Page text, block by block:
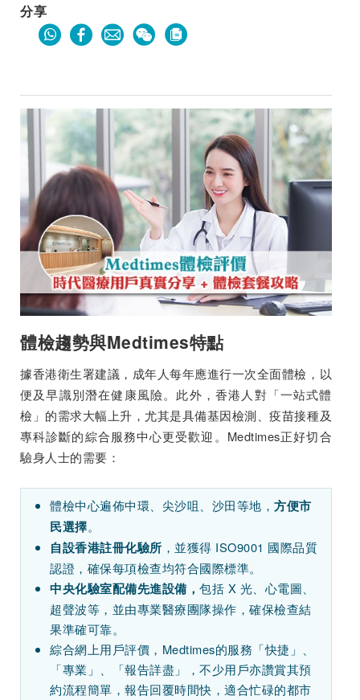
分享
體檢趨勢與Medtimes特點
據香港衛生署建議，成年人每年應進行一次全面體檢，以
便及早識別潛在健康風險。此外，香港人對「一站式體
檢」的需求大幅上升，尤其是具備基因檢測、疫苗接種及
專科診斷的綜合服務中心更受歡迎。Medtimes正好切合
驗身人士的需要：
體檢中心遍佈中環、尖沙咀、沙田等地， 方便市
民選擇。
自設香港註冊化驗所 ，並獲得 ISO9001 國際品質
認證，確保每項檢查均符合國際標準。
中央化驗室配備先進設備， 包括 X 光、心電圖、
超聲波等，並由專業醫療團隊操作，確保檢查結
果準確可靠。
綜合網上用戶評價，Medtimes的服務「快捷」、
「專業」、「報告詳盡」，不少用戶亦讚賞其預
約流程簡單，報告回覆時間快，適合忙碌的都市